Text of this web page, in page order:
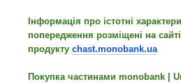
Інформація про істотні
попередження розміщені на сайті
продукту chast.monobank.ua
Покупка частинами monobank |